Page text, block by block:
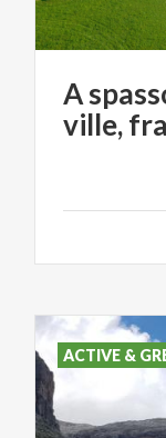
A
ville,fra
ACTIVE &